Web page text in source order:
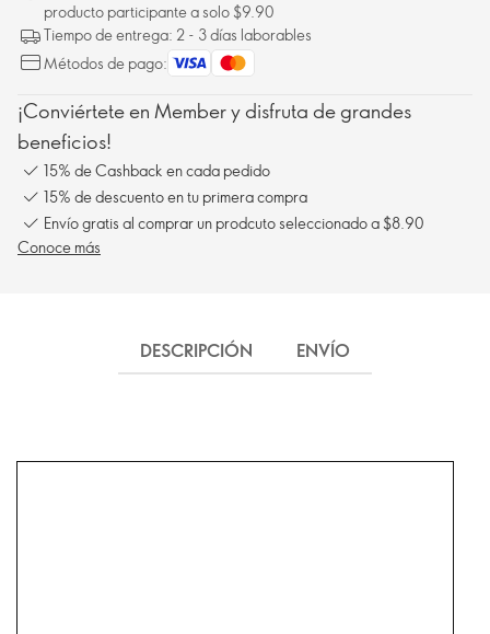
producto participante a solo $9.90
Tiempo de entrega: 2 - 3 días laborables
Métodos de pago:
¡Conviértete en Member y disfruta de grandes
beneficios!
15% de Cashback en cada pedido
15% de descuento en tu primera compra
Envío gratis al comprar un prodcuto seleccionado a $8.90
Conoce más
DESCRIPCIÓN ENVÍO